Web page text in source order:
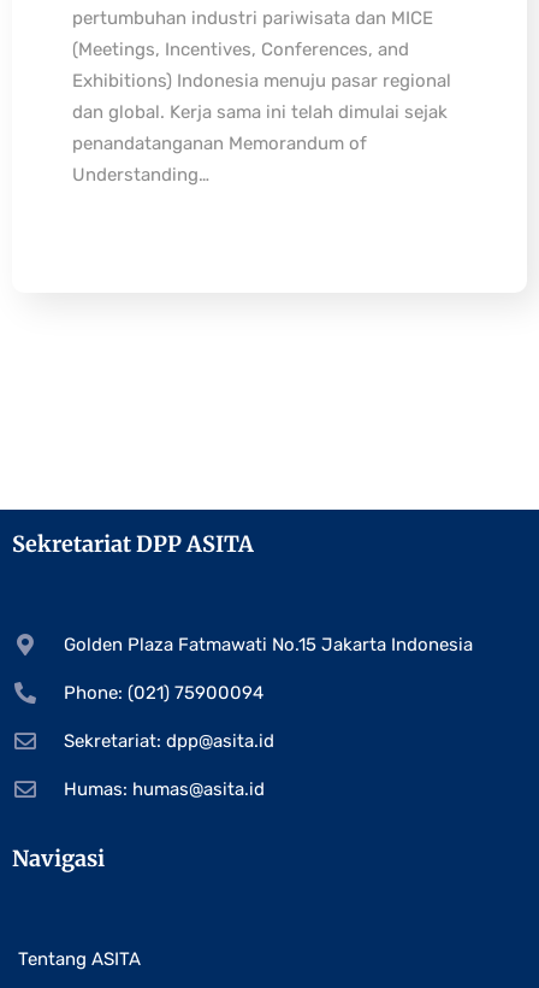
pertumbuhan industri pariwisata dan MICE
(Meetings, Incentives, Conferences, and
Exhibitions) Indonesia menuju pasar regional
dan global. Kerja sama ini telah dimulai sejak
penandatanganan Memorandum of
Understanding…
Sekretariat DPP ASITA
Golden Plaza Fatmawati No.15 Jakarta Indonesia
Phone: (021) 75900094
Sekretariat: dpp@asita.id
Humas: humas@asita.id
Navigasi
Tentang ASITA